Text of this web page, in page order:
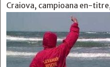
Craiova, campioana en-